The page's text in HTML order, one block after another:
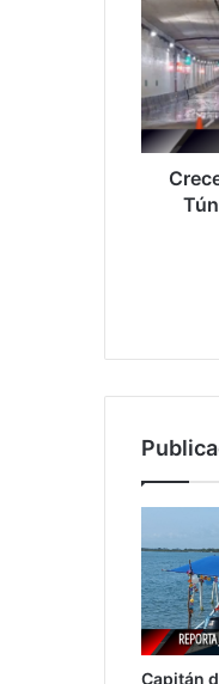
por
en
el
Túnel
Capitán